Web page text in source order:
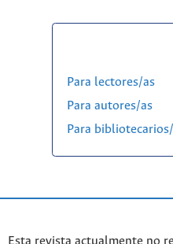
Para lectores/as
Para autores/as
Para
Esta revista actualmente no